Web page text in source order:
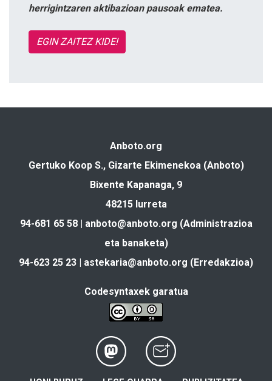
herrigintzaren aktibazioan pausoak ematea.
EGIN ZAITEZ KIDE!
Anboto.org
Gertuko Koop S., Gizarte Ekimenekoa (Anboto)
Bixente Kapanaga, 9
48215 Iurreta
94-681 65 58 | anboto@anboto.org (Administrazioa
eta banaketa)
94-623 25 23 | astekaria@anboto.org (Erredakzioa)
Codesyntaxek garatua